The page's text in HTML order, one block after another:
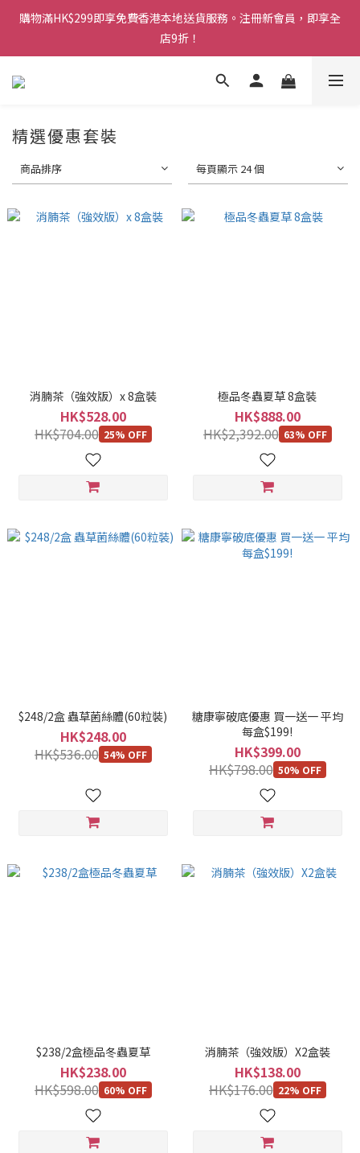
購物滿HK$299即享免費香港本地送貨服務。注冊新會員，即享全
店9折！
購物滿HK$299即享免費香港本地送貨服務。注冊新會員，即享全
店9折！
鑽石會員更享最高85折及積分換禮品等多重優惠！
購物滿HK$299即享免費香港本地送貨服務。注冊新會員，即享全
精選優惠套裝
商品排序 每頁顯示 24 個
消腩茶（強效版）x 8盒裝
HK$528.00
HK$704.00 25% OFF
極品冬蟲夏草 8盒裝
HK$888.00
HK$2,392.00 63% OFF
$248/2盒 蟲草菌絲體(60粒裝)
HK$248.00
HK$536.00 54% OFF
糖康寧破底優惠 買一送一 平均
每盒$199!
HK$399.00
HK$798.00 50% OFF
$238/2盒極品冬蟲夏草
HK$238.00
HK$598.00 60% OFF
消腩茶（強效版）X2盒裝
HK$138.00
HK$176.00 22% OFF